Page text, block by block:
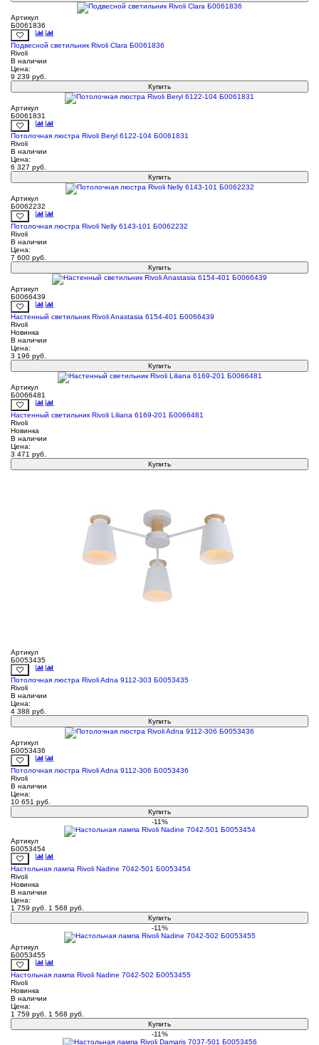
Артикул
Б0061836
Подвесной светильник Rivoli Clara Б0061836
Rivoli
В наличии
Цена:
9 239 руб.
Купить
Артикул
Б0061831
Потолочная люстра Rivoli Beryl 6122-104 Б0061831
Rivoli
В наличии
Цена:
6 327 руб.
Купить
Артикул
Б0062232
Потолочная люстра Rivoli Nelly 6143-101 Б0062232
Rivoli
В наличии
Цена:
7 600 руб.
Купить
Артикул
Б0066439
Настенный светильник Rivoli Anastasia 6154-401 Б0066439
Rivoli
Новинка
В наличии
Цена:
3 196 руб.
Купить
Артикул
Б0066481
Настенный светильник Rivoli Liliana 6169-201 Б0066481
Rivoli
Новинка
В наличии
Цена:
3 471 руб.
Купить
Артикул
Б0053435
Потолочная люстра Rivoli Adna 9112-303 Б0053435
Rivoli
В наличии
Цена:
4 388 руб.
Купить
Артикул
Б0053436
Потолочная люстра Rivoli Adna 9112-306 Б0053436
Rivoli
В наличии
Цена:
10 651 руб.
Купить
-11%
Артикул
Б0053454
Настольная лампа Rivoli Nadine 7042-501 Б0053454
Rivoli
Новинка
В наличии
Цена:
1 759 руб. 1 568 руб.
Купить
-11%
Артикул
Б0053455
Настольная лампа Rivoli Nadine 7042-502 Б0053455
Rivoli
Новинка
В наличии
Цена:
1 759 руб. 1 568 руб.
Купить
-11%